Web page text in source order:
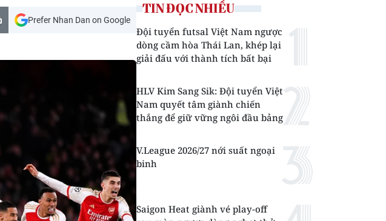
Prefer Nhan Dan on Google
TIN ĐỌC NHIỀU
Đội tuyển futsal Việt Nam ngược
dòng cầm hòa Thái Lan, khép lại
giải đấu với thành tích bất bại
HLV Kim Sang Sik: Đội tuyển Việt
Nam quyết tâm giành chiến
thắng để giữ vững ngôi đầu bảng
V.League 2026/27 nới suất ngoại
binh
Saigon Heat giành vé play-off